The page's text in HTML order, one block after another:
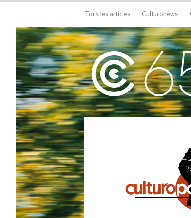
Tous les articles Culturonews